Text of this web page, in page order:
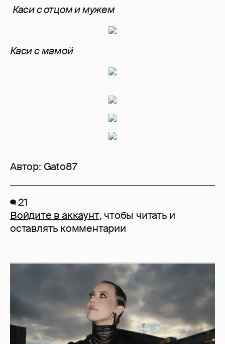
Каси с отцом и мужем
Каси с мамой
Автор: Gato87
21
Войдите в аккаунт, чтобы читать и
оставлять комментарии